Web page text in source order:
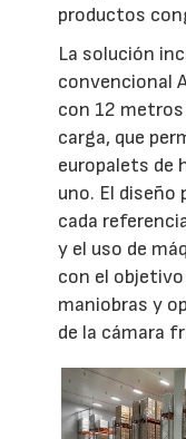
productos
La solución
convencional
con 12
carga, que
europalets de
uno. El diseño
cada
y el uso de
con el
maniobras y
de la cámara